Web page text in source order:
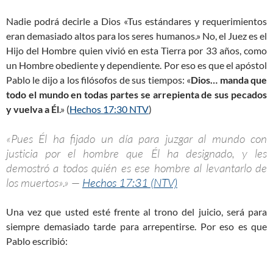
Nadie podrá decirle a Dios «Tus estándares y requerimientos
eran demasiado altos para los seres humanos.» No, el Juez es el
Hijo del Hombre quien vivió en esta Tierra por 33 años, como
un Hombre obediente y dependiente. Por eso es que el apóstol
Pablo le dijo a los filósofos de sus tiempos: «Dios… manda que
todo el mundo en todas partes se arrepienta de sus pecados
y vuelva a Él.» (Hechos 17:30 NTV)
«Pues Él ha fijado un día para juzgar al mundo con
justicia por el hombre que Él ha designado, y les
demostró a todos quién es ese hombre al levantarlo de
los muertos».» — Hechos 17:31 (NTV)
Una vez que usted esté frente al trono del juicio, será para
siempre demasiado tarde para arrepentirse. Por eso es que
Pablo escribió: